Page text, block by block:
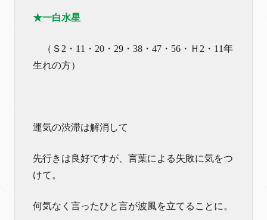
★一白水星
（Ｓ2・11・20・29・38・47・56・Ｈ2・11年
生れの方）
運気の渋滞は解消して
先行きは良好ですが、言葉による失敗に気をつ
けて。
何気なく言ったひと言が波風を立てることに。